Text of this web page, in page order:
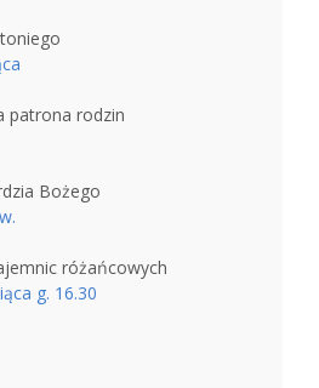
patrona rodzin
Bożego
różańcowych
g. 16.30